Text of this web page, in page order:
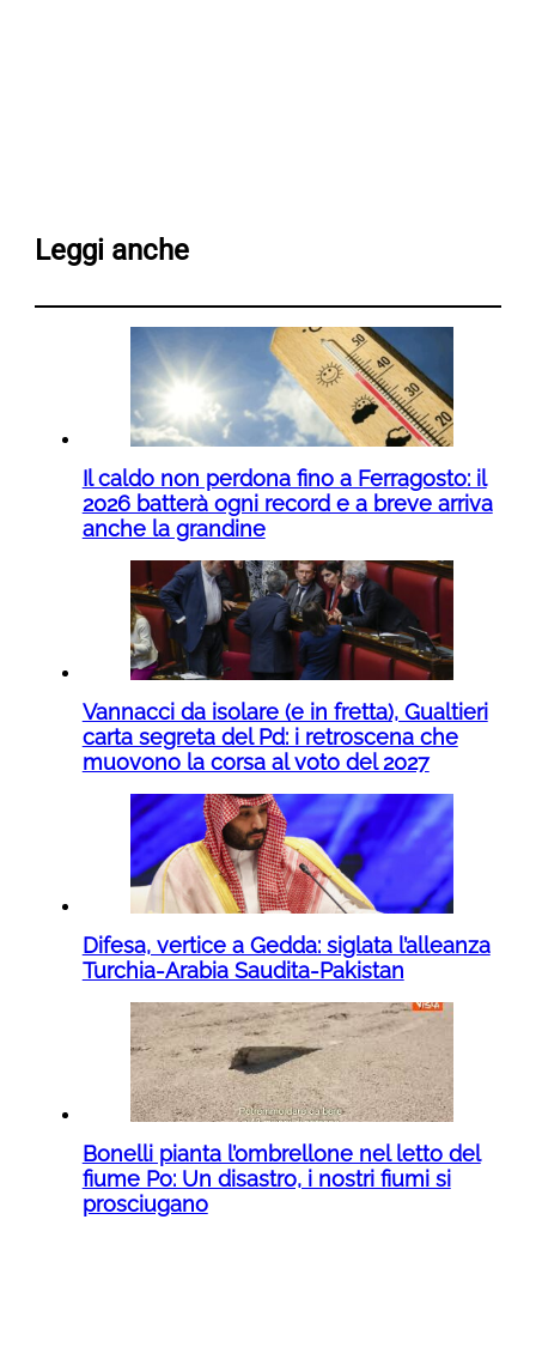
Leggi anche
Il caldo non perdona fino a Ferragosto: il
2026 batterà ogni record e a breve arriva
anche la grandine
Vannacci da isolare (e in fretta), Gualtieri
carta segreta del Pd: i retroscena che
muovono la corsa al voto del 2027
Difesa, vertice a Gedda: siglata l’alleanza
Turchia-Arabia Saudita-Pakistan
Bonelli pianta l’ombrellone nel letto del
fiume Po: Un disastro, i nostri fiumi si
prosciugano